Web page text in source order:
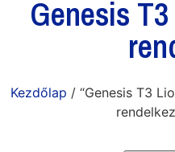
Genesis
Kezdőlap / “Genesis T3